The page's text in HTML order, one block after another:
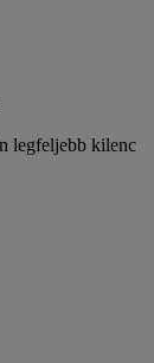
legfeljebb kilenc